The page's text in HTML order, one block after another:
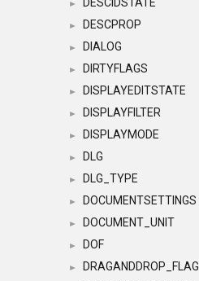
►
► DESCPROP
► DIALOG
► DIRTYFLAGS
► DISPLAYEDITSTATE
► DISPLAYFILTER
► DISPLAYMODE
► DLG
► DLG_TYPE
► DOCUMENTSETTINGS
► DOCUMENT_UNIT
► DOF
► DRAGANDDROP_FLAG